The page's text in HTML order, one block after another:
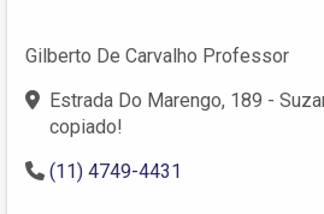
Gilberto De Carvalho Professor
Estrada Do Marengo, 189 -
copiado!
(11) 4749-4431